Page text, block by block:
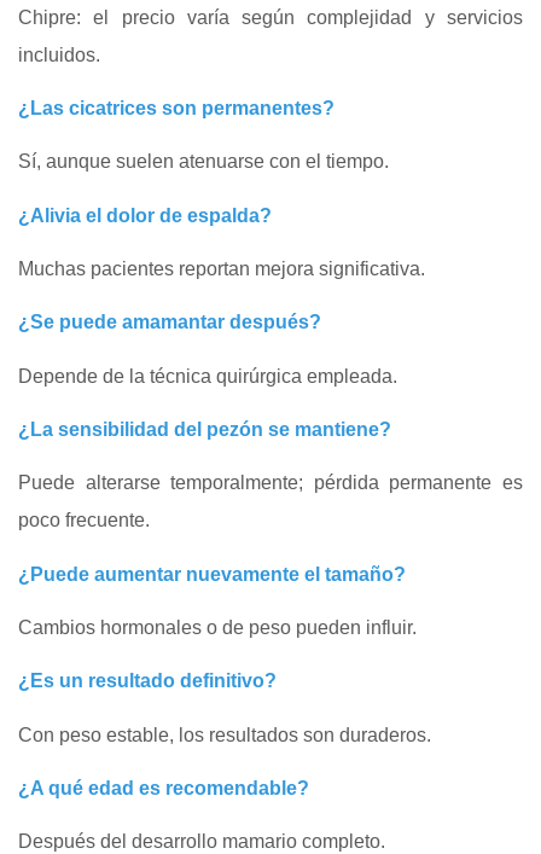
Chipre: el precio varía según complejidad y servicios
incluidos.
¿Las cicatrices son permanentes?
Sí, aunque suelen atenuarse con el tiempo.
¿Alivia el dolor de espalda?
Muchas pacientes reportan mejora significativa.
¿Se puede amamantar después?
Depende de la técnica quirúrgica empleada.
¿La sensibilidad del pezón se mantiene?
Puede alterarse temporalmente; pérdida permanente es
poco frecuente.
¿Puede aumentar nuevamente el tamaño?
Cambios hormonales o de peso pueden influir.
¿Es un resultado definitivo?
Con peso estable, los resultados son duraderos.
¿A qué edad es recomendable?
Después del desarrollo mamario completo.